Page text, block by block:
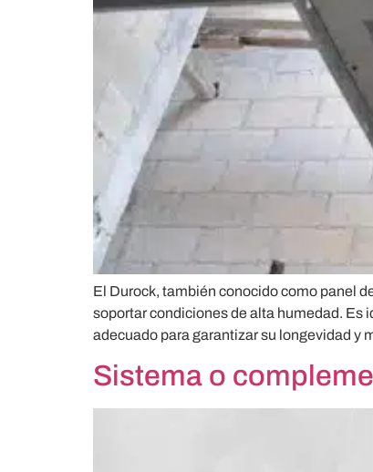
El Durock, también conocido como panel
soportar condiciones de alta humedad. Es
adecuado para garantizar su longevidad y
Sistema o